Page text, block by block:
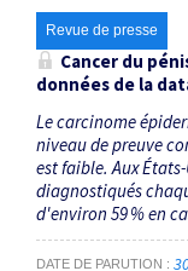
Revue de presse
Cancer du
données de la
Le carcinome
niveau de preuve
est faible. Aux
diagnostiqués
d'environ 59 % en
DATE DE PARUTION